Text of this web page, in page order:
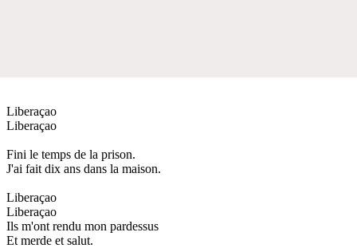
Liberaçao
Liberaçao
Fini le temps de la prison.
J'ai fait dix ans dans la maison.
Liberaçao
Liberaçao
Ils m'ont rendu mon pardessus
Et merde et salut.